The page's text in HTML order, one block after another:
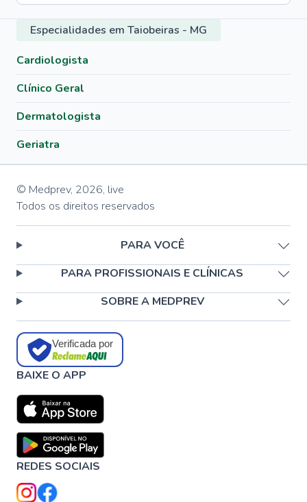
Especialidades em Taiobeiras - MG
Cardiologista
Clínico Geral
Dermatologista
Geriatra
© Medprev, 2026, live
Todos os direitos reservados
PARA VOCÊ
PARA PROFISSIONAIS E CLÍNICAS
SOBRE A MEDPREV
Verificada por
BAIXE O APP
REDES SOCIAIS